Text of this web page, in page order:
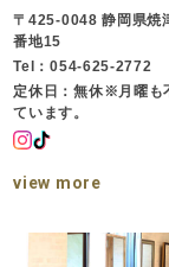
〒425-0048 静岡県焼
番地15
Tel：054-625-2772
定休日：無休※月曜も
ています。
view more